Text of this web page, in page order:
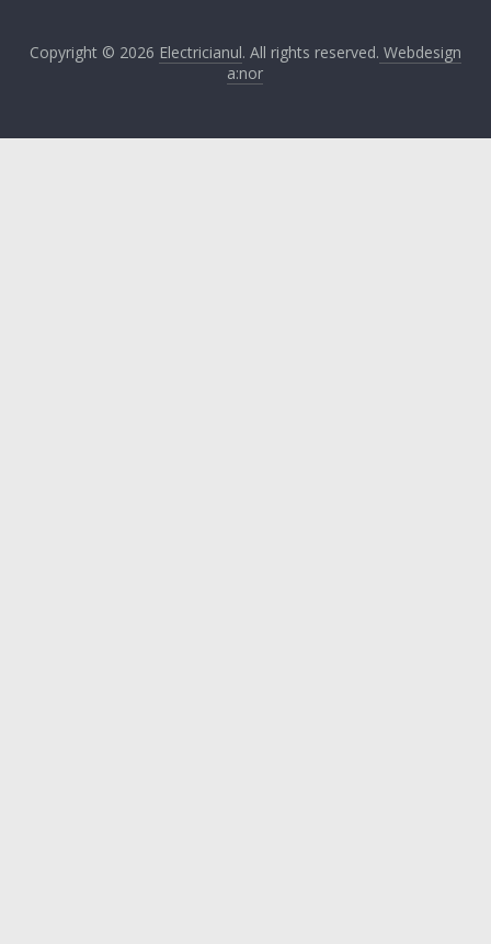
Copyright © 2026 Electricianul. All rights reserved. Webdesign
a:nor